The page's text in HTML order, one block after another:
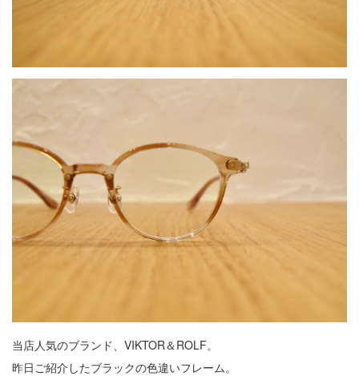
当店人気のブランド、VIKTOR＆ROLF。
昨日ご紹介したブラックの色違いフレーム。